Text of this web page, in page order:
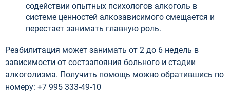
содействии опытных психологов алкоголь в
системе ценностей алкозависимого смещается и
перестает занимать главную роль.
Реабилитация может занимать от 2 до 6 недель в
зависимости от состзапояния больного и стадии
алкоголизма. Получить помощь можно обратившись по
номеру: +7 995 333-49-10